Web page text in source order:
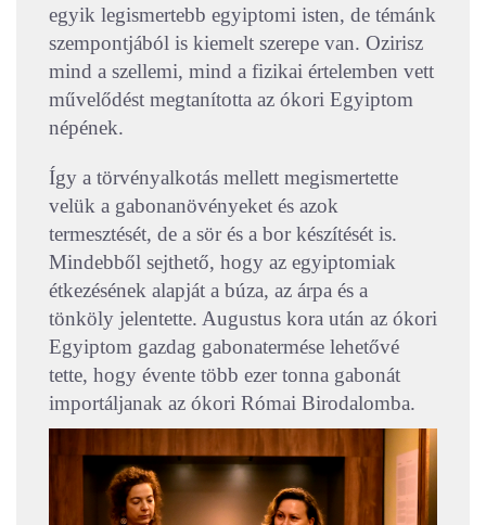
egyik legismertebb egyiptomi isten, de témánk
szempontjából is kiemelt szerepe van. Ozirisz
mind a szellemi, mind a fizikai értelemben vett
művelődést megtanította az ókori Egyiptom
népének.
Így a törvényalkotás mellett megismertette
velük a gabonanövényeket és azok
termesztését, de a sör és a bor készítését is.
Mindebből sejthető, hogy az egyiptomiak
étkezésének alapját a búza, az árpa és a
tönköly jelentette. Augustus kora után az ókori
Egyiptom gazdag gabonatermése lehetővé
tette, hogy évente több ezer tonna gabonát
importáljanak az ókori Római Birodalomba.